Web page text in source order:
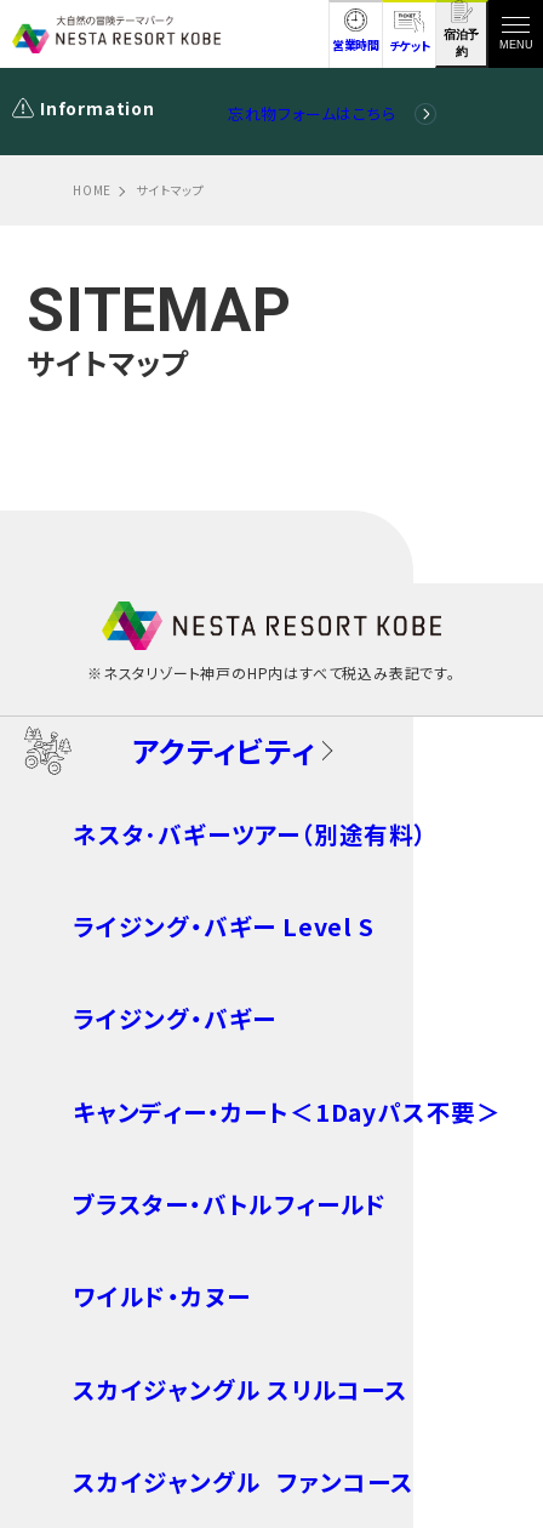
営業時間 チケット
宿泊予
約
MENU
Information 忘れ物フォームはこちら
HOME サイトマップ
SITEMAP
サイトマップ
※ネスタリゾート神戸のHP内はすべて税込み表記です。
アクティビティ
ネスタ･バギーツアー（別途有料）
ライジング・バギー Level S
ライジング・バギー
キャンディー・カート＜1Dayパス不要＞
ブラスター・バトルフィールド
ワイルド・カヌー
スカイジャングル スリルコース
スカイジャングル ファンコース